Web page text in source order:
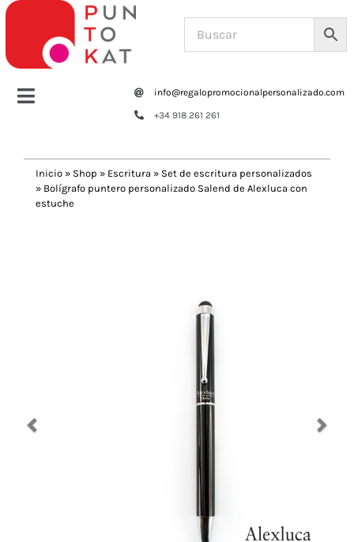
Saltar
contenido
Toggle
Tazas y botellas
info@regalopromocionalpersonalizado.com
+34 918 261 261
Inicio » Shop » Escritura » Set de escritura personalizados
» Bolígrafo puntero personalizado Salend de Alexluca con
estuche